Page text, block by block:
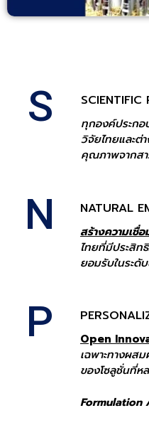
S SCIENTIFIC
ทุกองค์ประกอ
วิจัยไทยและต่
คุณภาพจากสา
N NATURAL
สร้างความเชื่
ไทยที่มีประสิท
ยอมรับในระดั
P Open
เฉพาะทางผส
ของโซลูชั่นที่ห
Formulation